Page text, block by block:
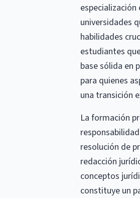
universidades
habilidades
estudiantes
base sólida en
para quienes
una transición
La formación
resolución de
redacción
conceptos
constituye un